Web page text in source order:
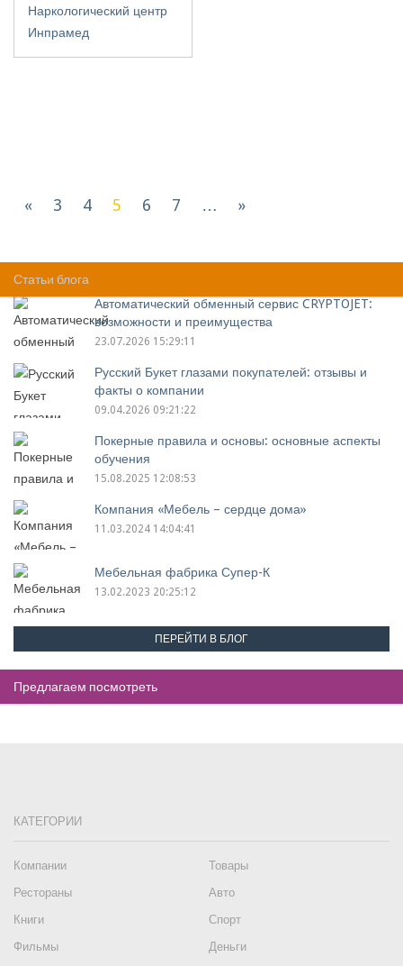
Наркологический центр
Инпрамед
« 3 4 5 6 7 … »
Статьи блога
Автоматический обменный сервис CRYPTOJET:
возможности и преимущества
23.07.2026 15:29:11
Русский Букет глазами покупателей: отзывы и
факты о компании
09.04.2026 09:21:22
Покерные правила и основы: основные аспекты
обучения
15.08.2025 12:08:53
Компания «Мебель – сердце дома»
11.03.2024 14:04:41
Мебельная фабрика Супер-К
13.02.2023 20:25:12
ПЕРЕЙТИ В БЛОГ
Предлагаем посмотреть
КАТЕГОРИИ
Компании
Товары
Рестораны
Авто
Книги
Спорт
Фильмы
Деньги